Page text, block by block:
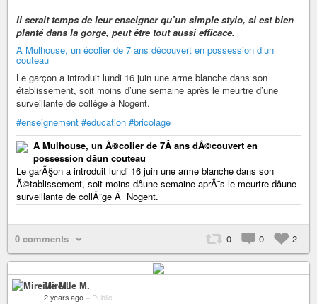
Il serait temps de leur enseigner qu’un simple stylo, si est bien
planté dans la gorge, peut être tout aussi efficace.
A Mulhouse, un écolier de 7 ans découvert en possession d’un
couteau
Le garçon a introduit lundi 16 juin une arme blanche dans son
établissement, soit moins d’une semaine après le meurtre d’une
surveillante de collège à Nogent.
#enseignement #education #bricolage
A Mulhouse, un Ã©colier de 7Â ans dÃ©couvert en
possession dâun couteau
Le garÃ§on a introduit lundi 16 juin une arme blanche dans son
Ã©tablissement, soit moins dâune semaine aprÃ¨s le meurtre dâune
surveillante de collÃ¨ge Ã Nogent.
0 comments 0 0 2
Mireille M.
2 years ago – Public